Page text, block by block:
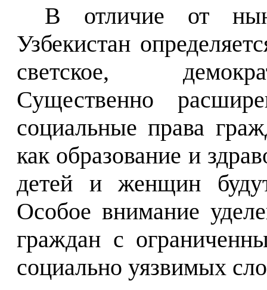
В отличие от
Узбекистан
светское,
Существенно
социальные права
как образование и
детей и женщин
Особое внимание
граждан с
социально уязвимых